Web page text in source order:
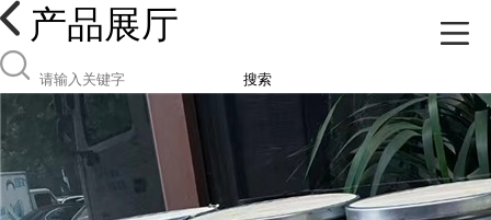
产品展厅
搜索